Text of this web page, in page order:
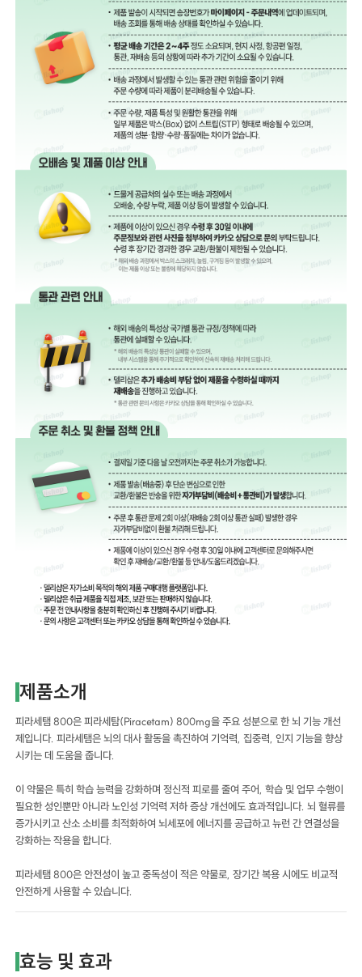
제품소개
피라세탬 800은 피라세탐(Piracetam) 800mg을 주요 성분으로 한 뇌 기능 개선
제입니다. 피라세탬은 뇌의 대사 활동을 촉진하여 기억력, 집중력, 인지 기능을 향상
시키는 데 도움을 줍니다.
이 약물은 특히 학습 능력을 강화하며 정신적 피로를 줄여 주어, 학습 및 업무 수행이
필요한 성인뿐만 아니라 노인성 기억력 저하 증상 개선에도 효과적입니다. 뇌 혈류를
증가시키고 산소 소비를 최적화하여 뇌세포에 에너지를 공급하고 뉴런 간 연결성을
강화하는 작용을 합니다.
피라세탬 800은 안전성이 높고 중독성이 적은 약물로, 장기간 복용 시에도 비교적
안전하게 사용할 수 있습니다.
효능 및 효과